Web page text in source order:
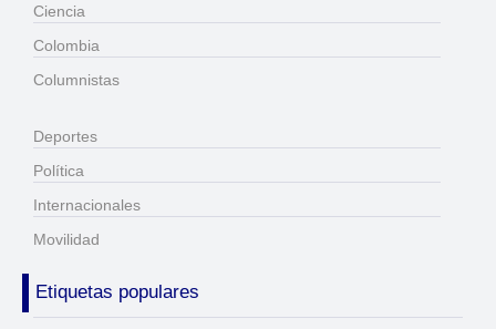
Ciencia
Colombia
Columnistas
Deportes
Política
Internacionales
Movilidad
Etiquetas populares